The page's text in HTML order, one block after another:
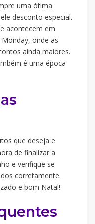
uma ótima
desconto especial.
acontecem em
onde as
ainda maiores.
é uma época
que deseja e
de finalizar a
e verifique se
corretamente.
e bom Natal!